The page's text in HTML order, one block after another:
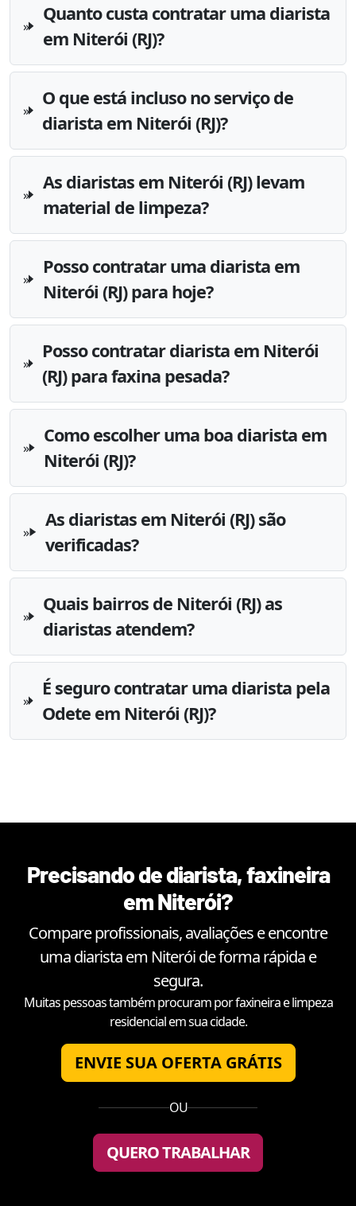
Quanto custa contratar uma diarista
em Niterói (RJ)?
O que está incluso no serviço de
diarista em Niterói (RJ)?
As diaristas em Niterói (RJ) levam
material de limpeza?
Posso contratar uma diarista em
Niterói (RJ) para hoje?
Posso contratar diarista em Niterói
(RJ) para faxina pesada?
Como escolher uma boa diarista em
Niterói (RJ)?
As diaristas em Niterói (RJ) são
verificadas?
Quais bairros de Niterói (RJ) as
diaristas atendem?
É seguro contratar uma diarista pela
Odete em Niterói (RJ)?
Precisando de diarista, faxineira
emNiterói?
Compare profissionais, avaliações e encontre
uma diarista em Niteróide forma rápida e
segura.
Muitas pessoas também procuram por faxineira e limpeza
residencial em sua cidade.
ENVIE SUA OFERTA GRÁTIS
OU
QUERO TRABALHAR